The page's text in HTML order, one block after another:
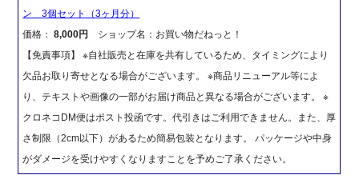
ン 3個セット（3ヶ月分）
価格：8,000円
ショップ名：お買い物だねっと！
【免責事項】 ※自社販売と在庫を共有しているため、タイミングにより
欠品お取り寄せとなる場合がございます。 ※商品リニューアル等によ
り、テキストや画像の一部がお届け商品と異なる場合がございます。 ※
クロネコDM便はポスト投函です。代引きはご利用できません。また、厚
さ制限（2cm以下）があるため簡易包装となります。 パッケージや中身
がダメージを受けやすくなりますことを予めご了承ください。